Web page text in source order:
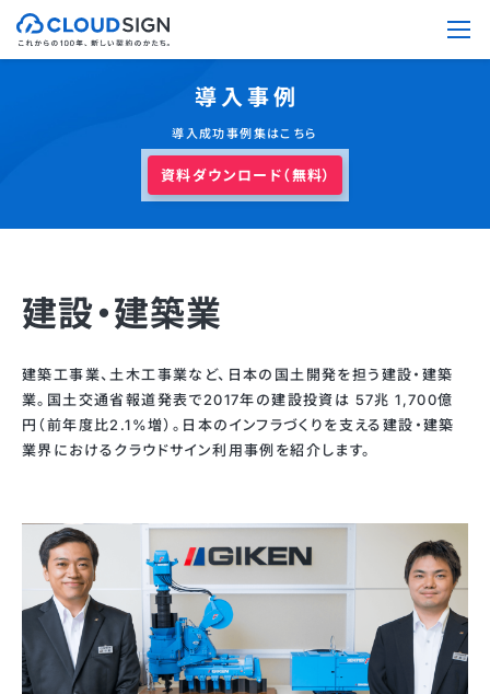
導入事例
導入成功事例集はこちら
資料ダウンロード（無料）
建設・建築業
建築工事業、土木工事業など、日本の国土開発を担う建設・建築
業。国土交通省報道発表で2017年の建設投資は 57兆 1,700億
円（前年度比2.1%増）。日本のインフラづくりを支える建設・建築
業界におけるクラウドサイン利用事例を紹介します。